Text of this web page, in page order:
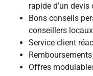
rapide d’un devis
Bons conseils
conseillers locaux
Service client
Offres